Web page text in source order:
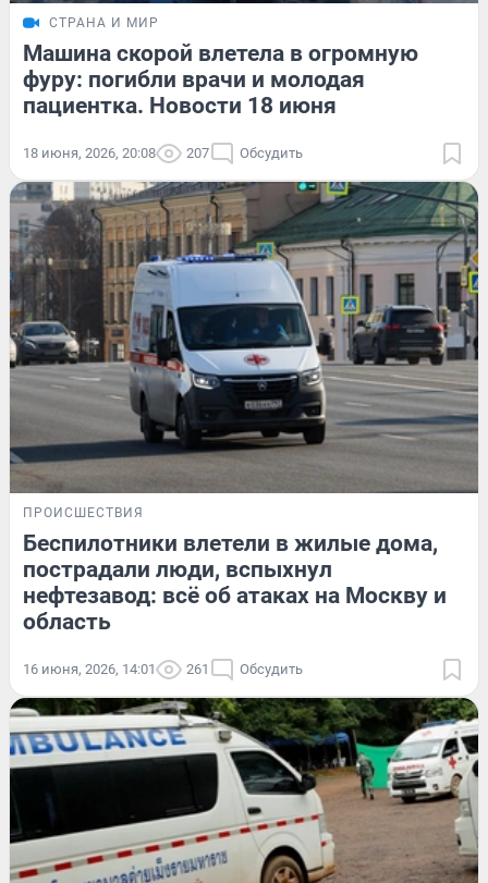
СТРАНА И МИР
Машина скорой влетела в огромную
фуру: погибли врачи и молодая
пациентка. Новости 18 июня
18 июня, 2026, 20:08 207 Обсудить
ПРОИСШЕСТВИЯ
Беспилотники влетели в жилые дома,
пострадали люди, вспыхнул
нефтезавод: всё об атаках на Москву и
область
16 июня, 2026, 14:01 261 Обсудить